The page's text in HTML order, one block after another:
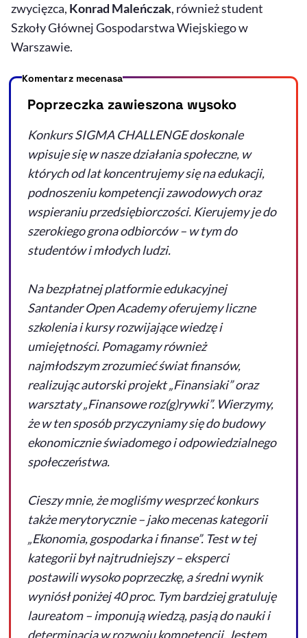
zwycięzca, Konrad Maleńczak, również student
Szkoły Głównej Gospodarstwa Wiejskiego w
Warszawie.
Komentarz mecenasa
Poprzeczka zawieszona wysoko
Konkurs SIGMA CHALLENGE doskonale
wpisuje się w nasze działania społeczne, w
których od lat koncentrujemy się na edukacji,
podnoszeniu kompetencji zawodowych oraz
wspieraniu przedsiębiorczości. Kierujemy je do
szerokiego grona odbiorców – w tym do
studentów i młodych ludzi.
Na bezpłatnej platformie edukacyjnej
Santander Open Academy oferujemy liczne
szkolenia i kursy rozwijające wiedzę i
umiejętności. Pomagamy również
najmłodszym zrozumieć świat finansów,
realizując autorski projekt „Finansiaki” oraz
warsztaty „Finansowe roz(g)rywki”. Wierzymy,
że w ten sposób przyczyniamy się do budowy
ekonomicznie świadomego i odpowiedzialnego
społeczeństwa.
Cieszy mnie, że mogliśmy wesprzeć konkurs
także merytorycznie – jako mecenas kategorii
„Ekonomia, gospodarka i finanse”. Test w tej
kategorii był najtrudniejszy – eksperci
postawili wysoko poprzeczkę, a średni wynik
wyniósł poniżej 40 proc. Tym bardziej gratuluję
laureatom – imponują wiedzą, pasją do nauki i
determinacją w rozwoju kompetencji. Jestem